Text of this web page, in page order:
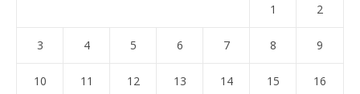
1 2
3 4 5 6 7 8 9
10 11 12 13 14 15 16